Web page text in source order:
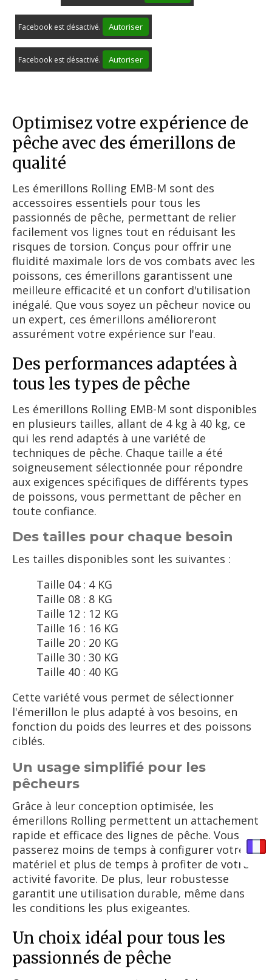
Facebook est désactivé. Autoriser
Facebook est désactivé. Autoriser
Optimisez votre expérience de
pêche avec des émerillons de
qualité
Les émerillons Rolling EMB-M sont des
accessoires essentiels pour tous les
passionnés de pêche, permettant de relier
facilement vos lignes tout en réduisant les
risques de torsion. Conçus pour offrir une
fluidité maximale lors de vos combats avec les
poissons, ces émerillons garantissent une
meilleure efficacité et un confort d'utilisation
inégalé. Que vous soyez un pêcheur novice ou
un expert, ces émerillons amélioreront
assurément votre expérience sur l'eau.
Des performances adaptées à
tous les types de pêche
Les émerillons Rolling EMB-M sont disponibles
en plusieurs tailles, allant de 4 kg à 40 kg, ce
qui les rend adaptés à une variété de
techniques de pêche. Chaque taille a été
soigneusement sélectionnée pour répondre
aux exigences spécifiques de différents types
de poissons, vous permettant de pêcher en
toute confiance.
Des tailles pour chaque besoin
Les tailles disponibles sont les suivantes :
Taille 04 : 4 KG
Taille 08 : 8 KG
Taille 12 : 12 KG
Taille 16 : 16 KG
Taille 20 : 20 KG
Taille 30 : 30 KG
Taille 40 : 40 KG
Cette variété vous permet de sélectionner
l'émerillon le plus adapté à vos besoins, en
fonction du poids des leurres et des poissons
ciblés.
Un usage simplifié pour les
pêcheurs
Grâce à leur conception optimisée, les
émerillons Rolling permettent un attachement
rapide et efficace des lignes de pêche. Vous
passerez moins de temps à configurer votre
matériel et plus de temps à profiter de votre
activité favorite. De plus, leur robustesse
garantit une utilisation durable, même dans
les conditions les plus exigeantes.
Un choix idéal pour tous les
passionnés de pêche